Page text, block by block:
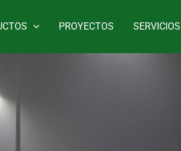
PROYECTOS SERVICIOS